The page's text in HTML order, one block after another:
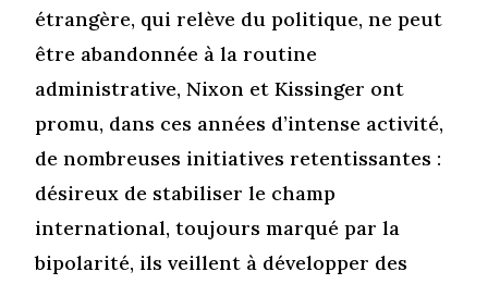
étrangère, qui relève du politique, ne peut
être abandonnée à la routine
administrative, Nixon et Kissinger ont
promu, dans ces années d’intense activité,
de nombreuses initiatives retentissantes :
désireux de stabiliser le champ
international, toujours marqué par la
bipolarité, ils veillent à développer des